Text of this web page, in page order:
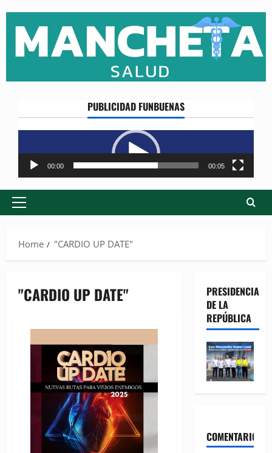
content
PUBLICIDAD FUNBUENAS
Reproductor
de
vídeo
00:00 00:05
Primary
Home
"CARDIO UP DATE"
"CARDIO UP DATE"
PRESIDENCIA
DE LA
REPÚBLICA
COMENTARIOS